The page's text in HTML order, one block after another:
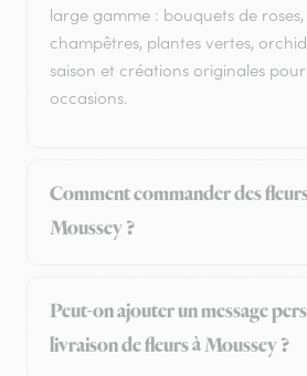
large gamme : bouquets de
champêtres, plantes vertes,
saison et créations originales
occasions.
Comment commander des
Moussey ?
Peut-on ajouter un message
livraison de fleurs à Moussey ?